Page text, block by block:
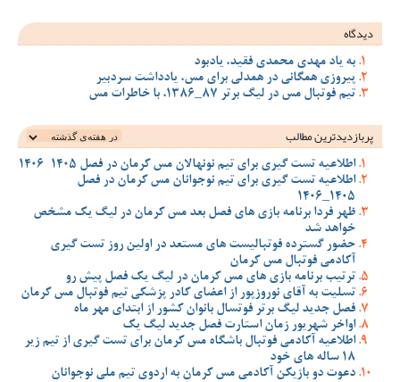
دیدگاه
به یاد مهدی محمدی فقید، یادبود
پیروزی همگانی در همدلی برای مس، یادداشت سردبیر
تیم فوتبال مس در لیگ برتر 87_1386، با خاطرات مس
پربازدیدترین‌ مطالب
اطلاعیه تست گیری برای تیم نونهالان مس کرمان در فصل 1405-1406
اطلاعیه تست گیری برای تیم نوجوانان مس کرمان در فصل
1405_1406
ظهر فردا برنامه بازی های فصل بعد مس کرمان در لیگ یک مشخص
خواهد شد
حضور گسترده فوتبالیست های مستعد در اولین روز تست گیری
آکادمی فوتبال مس کرمان
ترتیب برنامه بازی های مس کرمان در لیگ یک فصل پیش رو
تسلیت به آقای نوروزپور از اعضای کادر پزشکی تیم فوتبال مس کرمان
فصل جدید لیگ برتر فوتسال بانوان کشور از ابتدای مهر ماه
اواخر شهریور زمان استارت فصل جدید لیگ یک
اطلاعیه آکادمی فوتبال باشگاه مس کرمان برای تست گیری از تیم زیر
18 ساله های خود
دعوت دو بازیکن آکادمی مس کرمان به اردوی تیم ملی نوجوانان